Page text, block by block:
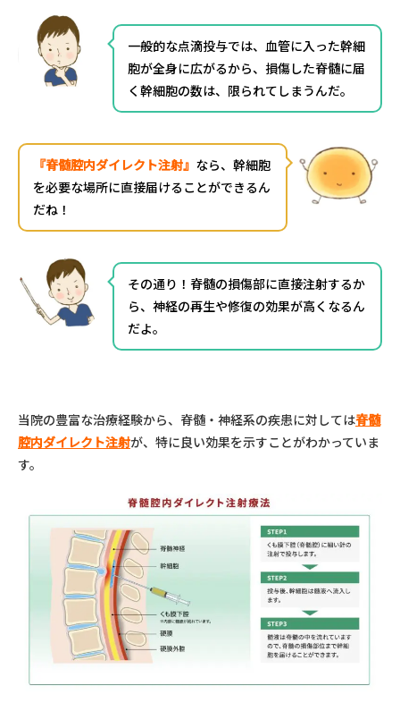
一般的な点滴投与では、血管に入った幹細
胞が全身に広がるから、損傷した脊髄に届
く幹細胞の数は、限られてしまうんだ。
『脊髄腔内ダイレクト注射』 なら、幹細胞
を必要な場所に直接届けることができるん
だね！
その通り！脊髄の損傷部に直接注射するか
ら、神経の再生や修復の効果が高くなるん
だよ。
当院の豊富な治療経験から、脊髄・神経系の疾患に対しては脊髄
腔内ダイレクト注射が、特に良い効果を示すことがわかっていま
す。